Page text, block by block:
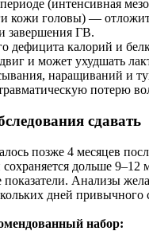
(интенсивная
кожи головы) —
завершения ГВ.
дефицита калорий и
и может ухудшать
наращиваний и
потерю
сдавать
позже 4 месяцев
дольше 9–12
Анализы
дней привычного
набор: